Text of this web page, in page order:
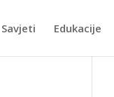
Savjeti Edukacije